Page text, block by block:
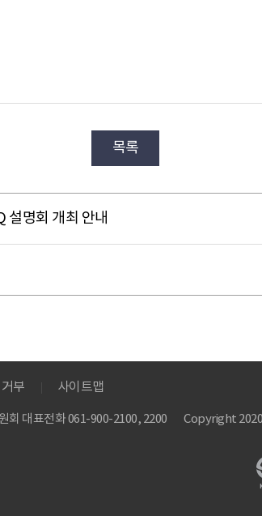
목록
설명회 개최 안내
부 사이트맵
회 대표전화 061-900-2100, 2200 Copyright